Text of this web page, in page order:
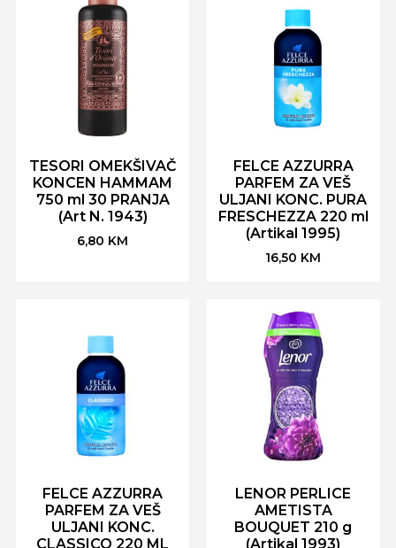
TESORI OMEKŠIVAČ
KONCEN HAMMAM
750 ml 30 PRANJA
(Art N. 1943)
6,80 KM
FELCE AZZURRA
PARFEM ZA VEŠ
ULJANI KONC. PURA
FRESCHEZZA 220 ml
(Artikal 1995)
16,50 KM
FELCE AZZURRA
PARFEM ZA VEŠ
ULJANI KONC.
CLASSICO 220 ML
LENOR PERLICE
AMETISTA
BOUQUET 210 g
(Artikal 1993)